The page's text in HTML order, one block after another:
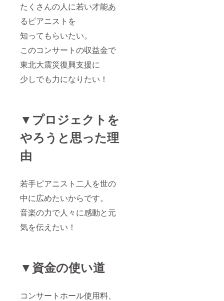
たくさんの人に若い才能あ
るピアニストを
知ってもらいたい。
このコンサートの収益金で
東北大震災復興支援に
少しでも力になりたい！
▼プロジェクトを
やろうと思った理
由
若手ピアニスト二人を世の
中に広めたいからです。
音楽の力で人々に感動と元
気を伝えたい！
▼資金の使い道
コンサートホール使用料、